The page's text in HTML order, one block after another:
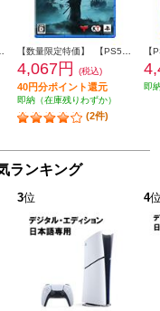
ン デラックスエディション 【数量限定特価】 【PS5】 Rise of the Ronin(ライズ・オブ・ローニン) 通常版
4,067円 (税込)
40円分ポイント還元
即納（在庫残りわずか）
(2件)
即
ランキング
3位 4